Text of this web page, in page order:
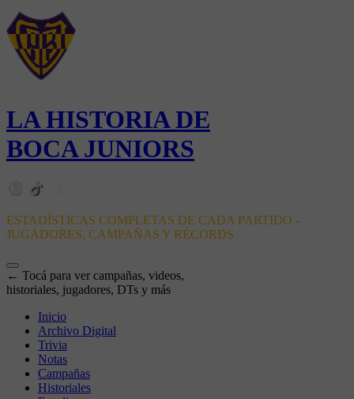
LA HISTORIA DE
BOCA JUNIORS
ESTADÍSTICAS COMPLETAS DE CADA PARTIDO -
JUGADORES, CAMPAÑAS Y RÉCORDS
← Tocá para ver campañas, videos,
historiales, jugadores, DTs y más
Inicio
Archivo Digital
Trivia
Notas
Campañas
Historiales